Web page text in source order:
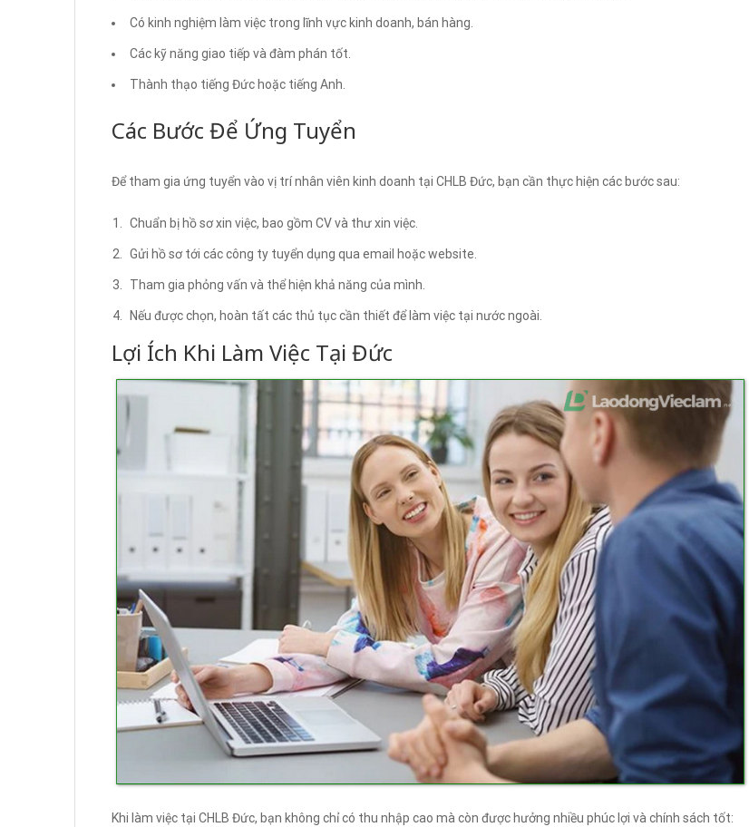
Có kinh nghiệm làm việc trong lĩnh vực kinh doanh, bán hàng.
Các kỹ năng giao tiếp và đàm phán tốt.
Thành thạo tiếng Đức hoặc tiếng Anh.
Các Bước Để Ứng Tuyển
Để tham gia ứng tuyển vào vị trí nhân viên kinh doanh tại CHLB Đức, bạn cần thực hiện các bước sau:
Chuẩn bị hồ sơ xin việc, bao gồm CV và thư xin việc.
Gửi hồ sơ tới các công ty tuyển dụng qua email hoặc website.
Tham gia phỏng vấn và thể hiện khả năng của mình.
Nếu được chọn, hoàn tất các thủ tục cần thiết để làm việc tại nước ngoài.
Lợi Ích Khi Làm Việc Tại Đức
Khi làm việc tại CHLB Đức, bạn không chỉ có thu nhập cao mà còn được hưởng nhiều phúc lợi và chính sách tốt: